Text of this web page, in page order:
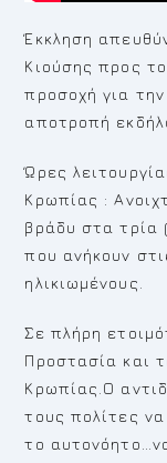
Έκκληση
Κιούσης προς
προσοχή για
αποτροπή
Ώρες
Κρωπίας :
βράδυ στα τρία
που ανήκουν
ηλικιωμένους.
Σε πλήρη
Προστασία και
Κρωπίας.Ο
τους πολίτες να
το